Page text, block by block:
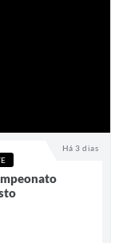
Há 3 dias